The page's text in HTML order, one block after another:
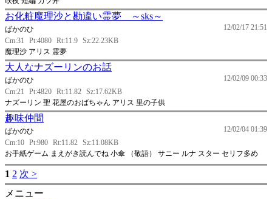
お化粧魔理沙と勘違い霊夢 ～sks～
12/02/17 21:51
ばかのひ
Cm:31
Pt:4080 Rt:11.9 Sz:22.23KB
魔理沙 アリス 霊夢
大人なナズーリンのお話
12/02/09 00:33
ばかのひ
Cm:21
Pt:4820 Rt:11.82 Sz:17.62KB
ナズーリン 聖 花屋のおばちゃん アリス 里の子供
趣味仲間
12/02/04 01:39
ばかのひ
Cm:10 Pt:980 Rt:11.82 Sz:11.08KB
お手紙ゲーム まえがき読んでね 小傘 （敬語） サニー ルナ スター セリフ多め
1 2 次 >
メニュー